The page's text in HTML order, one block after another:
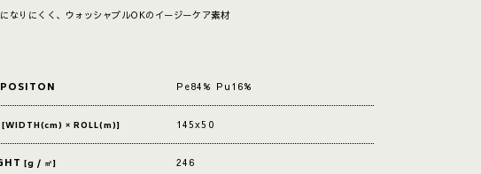
なりにくく、ウォッシャブルOKのイージーケア素材
Pe84% Pu16%
[WIDTH(cm) × ROLL(m)] 145x50
[g / ㎡] 246